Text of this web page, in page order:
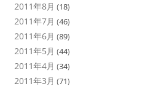
2011年8月 (18)
2011年7月 (46)
2011年6月 (89)
2011年5月 (44)
2011年4月 (34)
2011年3月 (71)